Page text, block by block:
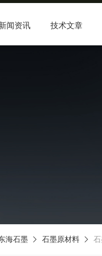
闻资讯 技术文章
海石墨 石墨原材料